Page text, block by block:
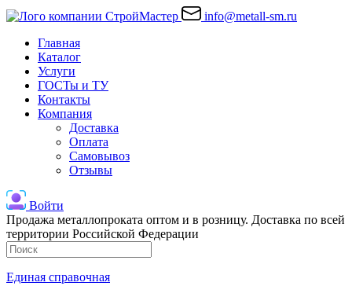
info@metall-sm.ru
Главная
Каталог
Услуги
ГОСТы и ТУ
Контакты
Компания
Доставка
Оплата
Самовывоз
Отзывы
Войти
Продажа металлопроката оптом и в розницу. Доставка по всей
территории Российской Федерации
Единая справочная